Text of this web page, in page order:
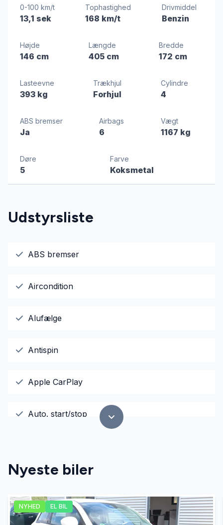
0-100 km/t
13,1 sek
Tophastighed
168 km/t
Drivmiddel
Benzin
Højde
146 cm
Længde
405 cm
Bredde
172 cm
Lasteevne
393 kg
Trækhjul
Forhjul
Cylindre
4
ABS bremser
Ja
Airbags
6
Vægt
1167 kg
Døre
5
Farve
Koksmetal
Udstyrsliste
ABS bremser
Aircondition
Alufælge
Antispin
Apple CarPlay
Auto. start/stop
Centrallås
El-ruder
Nyeste biler
NYHED EL BIL